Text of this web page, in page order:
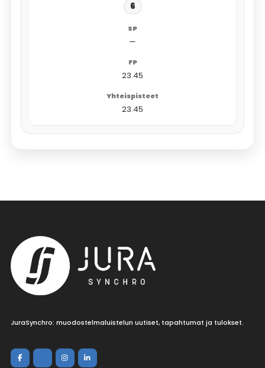
6
—
23.45
23.45
JuraSynchro: muodostelmaluistelun uutiset, tapahtumat ja tulokset.